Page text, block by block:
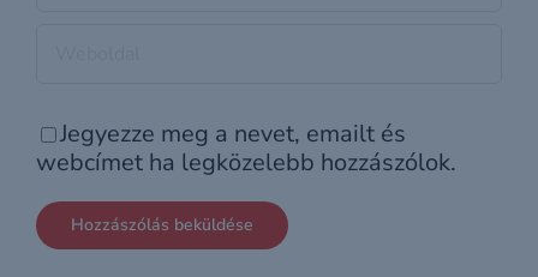
Jegyezze meg a nevet, emailt és
webcímet ha legközelebb hozzászólok.